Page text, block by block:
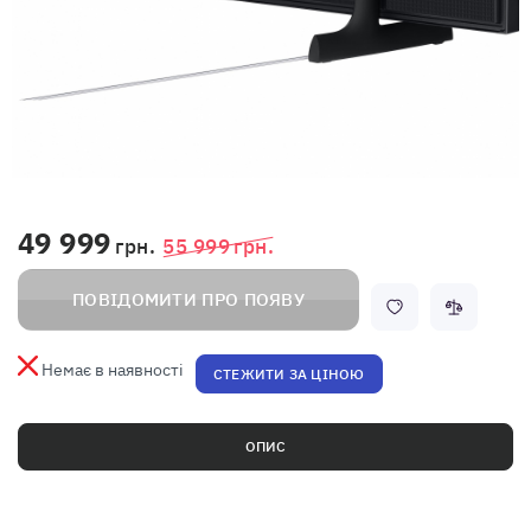
55 999грн.
49 999 грн.
ПОВІДОМИТИ ПРО ПОЯВУ
Немає в наявності СТЕЖИТИ ЗА ЦІНОЮ
ОПИС